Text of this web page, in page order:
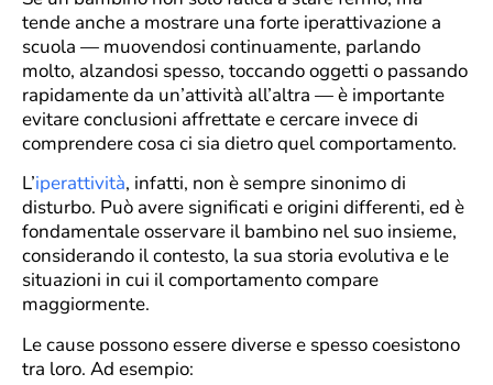
tende anche a mostrare una forte iperattivazione a
scuola — muovendosi continuamente, parlando
molto, alzandosi spesso, toccando oggetti o passando
rapidamente da un’attività all’altra — è importante
evitare conclusioni affrettate e cercare invece di
comprendere cosa ci sia dietro quel comportamento.
L’iperattività, infatti, non è sempre sinonimo di
disturbo. Può avere significati e origini differenti, ed è
fondamentale osservare il bambino nel suo insieme,
considerando il contesto, la sua storia evolutiva e le
situazioni in cui il comportamento compare
maggiormente.
Le cause possono essere diverse e spesso coesistono
tra loro. Ad esempio: